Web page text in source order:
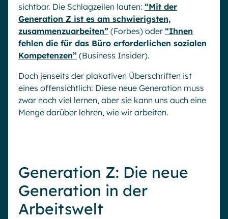
sichtbar. Die Schlagzeilen lauten: “Mit der
Generation Z ist es am schwierigsten,
zusammenzuarbeiten” (Forbes) oder “Ihnen
fehlen die für das Büro erforderlichen sozialen
Kompetenzen” (Business Insider).
Doch jenseits der plakativen Überschriften ist
eines offensichtlich: Diese neue Generation muss
zwar noch viel lernen, aber sie kann uns auch eine
Menge darüber lehren, wie wir arbeiten.
Generation Z: Die neue
Generation in der
Arbeitswelt